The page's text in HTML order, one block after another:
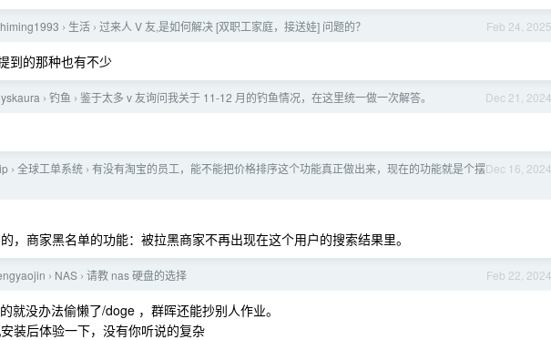
Feb 24, 2025
› 生活 › 过来人 V 友,是如何解决 [双职工家庭，接送娃] 问题的？
到的那种也有不少
Dec 21, 2024
› 钓鱼 › 鉴于太多 v 友询问我关于 11-12 月的钓鱼情况，在这里统一做一次解答。
Dec 16, 2024
› 全球工单系统 › 有没有淘宝的员工，能不能把价格排序这个功能真正做出来，现在的功能就是个摆
，商家黑名单的功能：被拉黑商家不再出现在这个用户的搜索结果里。
Feb 22, 2024
› NAS › 请教 nas 硬盘的选择
就没办法偷懒了/doge ，群晖还能抄别人作业。
装后体验一下，没有你听说的复杂